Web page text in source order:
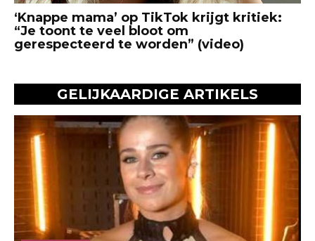
‘Knappe mama’ op TikTok krijgt kritiek:
“Je toont te veel bloot om
gerespecteerd te worden” (video)
GELIJKAARDIGE ARTIKELS